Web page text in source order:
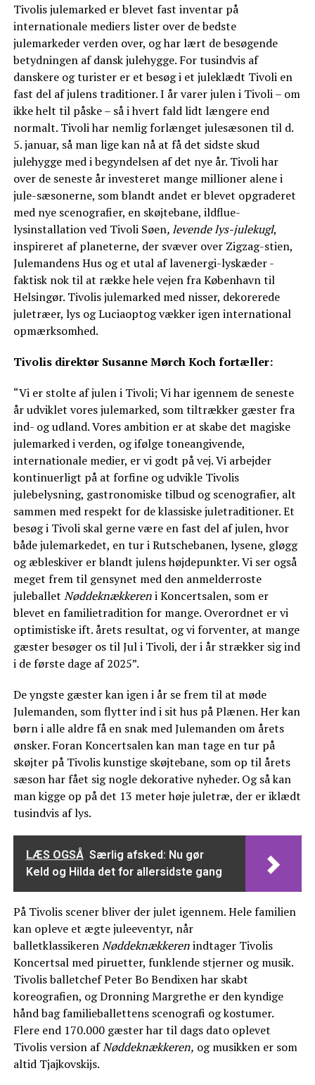
Tivolis julemarked er blevet fast inventar på
internationale mediers lister over de bedste
julemarkeder verden over, og har lært de besøgende
betydningen af dansk julehygge. For tusindvis af
danskere og turister er et besøg i et juleklædt Tivoli en
fast del af julens traditioner. I år varer julen i Tivoli – om
ikke helt til påske – så i hvert fald lidt længere end
normalt. Tivoli har nemlig forlænget julesæsonen til d.
5. januar, så man lige kan nå at få det sidste skud
julehygge med i begyndelsen af det nye år. Tivoli har
over de seneste år investeret mange millioner alene i
jule-sæsonerne, som blandt andet er blevet opgraderet
med nye scenografier, en skøjtebane, ildflue-
lysinstallation ved Tivoli Søen, levende lys-julekugl,
inspireret af planeterne, der svæver over Zigzag-stien,
Julemandens Hus og et utal af lavenergi-lyskæder -
faktisk nok til at række hele vejen fra København til
Helsingør. Tivolis julemarked med nisser, dekorerede
juletræer, lys og Luciaoptog vækker igen international
opmærksomhed.
Tivolis direktør Susanne Mørch Koch fortæller:
“Vi er stolte af julen i Tivoli; Vi har igennem de seneste
år udviklet vores julemarked, som tiltrækker gæster fra
ind- og udland. Vores ambition er at skabe det magiske
julemarked i verden, og ifølge toneangivende,
internationale medier, er vi godt på vej. Vi arbejder
kontinuerligt på at forfine og udvikle Tivolis
julebelysning, gastronomiske tilbud og scenografier, alt
sammen med respekt for de klassiske juletraditioner. Et
besøg i Tivoli skal gerne være en fast del af julen, hvor
både julemarkedet, en tur i Rutschebanen, lysene, gløgg
og æbleskiver er blandt julens højdepunkter. Vi ser også
meget frem til gensynet med den anmelderroste
juleballet Nøddeknækkereni Koncertsalen, som er
blevet en familietradition for mange. Overordnet er vi
optimistiske ift. årets resultat, og vi forventer, at mange
gæster besøger os til Jul i Tivoli, der i år strækker sig ind
i de første dage af 2025”.
De yngste gæster kan igen i år se frem til at møde
Julemanden, som flytter ind i sit hus på Plænen. Her kan
børn i alle aldre få en snak med Julemanden om årets
ønsker. Foran Koncertsalen kan man tage en tur på
skøjter på Tivolis kunstige skøjtebane, som op til årets
sæson har fået sig nogle dekorative nyheder. Og så kan
man kigge op på det 13 meter høje juletræ, der er iklædt
tusindvis af lys.
LÆS OGSÅ Særlig afsked: Nu gør
Keld og Hilda det for allersidste gang
På Tivolis scener bliver der julet igennem. Hele familien
kan opleve et ægte juleeventyr, når
balletklassikerenNøddeknækkerenindtager Tivolis
Koncertsal med piruetter, funklende stjerner og musik.
Tivolis balletchef Peter Bo Bendixen har skabt
koreografien, og Dronning Margrethe er den kyndige
hånd bag familieballettens scenografi og kostumer.
Flere end 170.000 gæster har til dags dato oplevet
Tivolis version afNøddeknækkeren, og musikken er som
altid Tjajkovskijs.